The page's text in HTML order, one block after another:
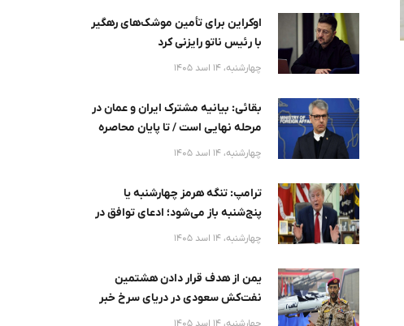
اوکراین برای تأمین موشک‌های رهگیر
با رئیس ناتو رایزنی کرد
چهارشنبه، 14 اسد 1405
بقائی: بیانیه مشترک ایران و عمان در
مرحله نهایی است / تا پایان محاصره
آمریکا، تنگه هرمز امن نخواهد
چهارشنبه، 14 اسد 1405
ترامپ: تنگه هرمز چهارشنبه یا
پنج‌شنبه باز می‌شود؛ ادعای توافق در
روزهای آینده
چهارشنبه، 14 اسد 1405
یمن از هدف قرار دادن هشتمین
نفت‌کش سعودی در دریای سرخ خبر
داد